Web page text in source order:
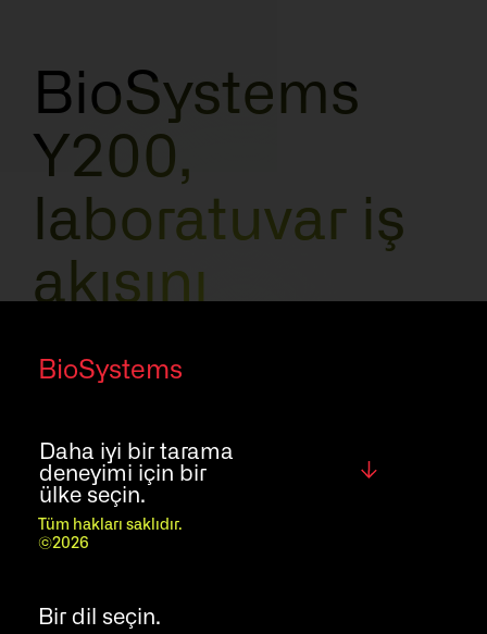
BioSystems
Daha iyi bir tarama
deneyimi için bir
ülke seçin.
Tüm hakları saklıdır.
©2026
Bir dil seçin.
BioSystems
Y200,
laboratuvar iş
akışını
geliştirmek için
analitik
sistemdir;
ihtiyaçlarınızı